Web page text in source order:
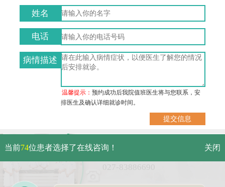
姓名
电话
病情描述
温馨提示：预约成功后我院值班医生将与您联系，安
排医生及确认详细就诊时间。
武汉市硚口区解放大道479号
当前74位患者选择了在线咨询！ 关闭